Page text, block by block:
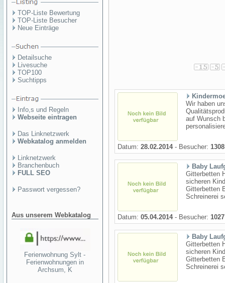
TOP-Liste Bewertung
TOP-Liste Besucher
Neue Einträge
Detailsuche
Livesuche
TOP100
Suchtipps
Info,s und Regeln
Webseite eintragen
Das Linknetzwerk
Webkatalog anmelden
Linknetzwerk
Branchenbuch
FULL SEO
Passwort vergessen?
Aus unserem Webkatalog
Ferienwohnung Sylt -
Ferienwohnungen in
Archsum, K
Wir haben
auf Wunsch
Datum: 28.02.2014- Besucher: 1308
Baby
Gitterbetten
sicheren
Gitterbetten
Schreinerei
Datum: 05.04.2014- Besucher: 1027
Baby
Gitterbetten
sicheren
Gitterbetten
Schreinerei